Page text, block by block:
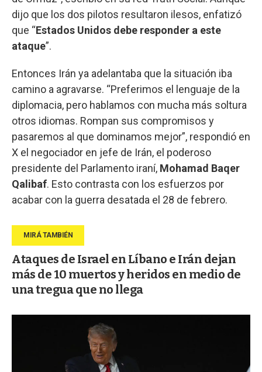
dijo que los dos pilotos resultaron ilesos, enfatizó
que “Estados Unidos debe responder a este
ataque”.
Entonces Irán ya adelantaba que la situación iba
camino a agravarse. “Preferimos el lenguaje de la
diplomacia, pero hablamos con mucha más soltura
otros idiomas. Rompan sus compromisos y
pasaremos al que dominamos mejor”, respondió en
X el negociador en jefe de Irán, el poderoso
presidente del Parlamento iraní, Mohamad Baqer
Qalibaf. Esto contrasta con los esfuerzos por
acabar con la guerra desatada el 28 de febrero.
Ataques de Israel en Líbano e Irán dejan
más de 10 muertos y heridos en medio de
una tregua que no llega